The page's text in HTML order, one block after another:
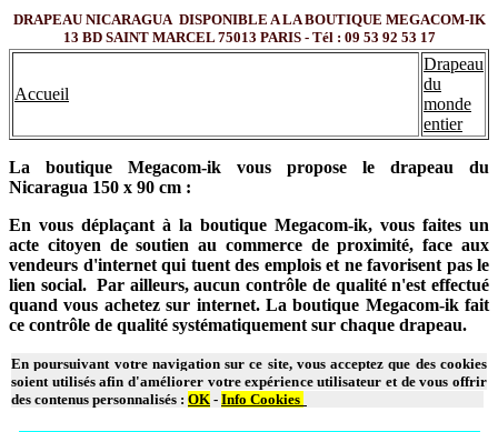
DRAPEAU NICARAGUA DISPONIBLE A LA BOUTIQUE MEGACOM-IK
13 BD SAINT MARCEL 75013 PARIS - Tél : 09 53 92 53 17
Accueil
Drapeau
du
monde
entier
La boutique Megacom-ik vous propose le drapeau du
Nicaragua 150 x 90 cm :
En vous déplaçant à la boutique Megacom-ik, vous faites un
acte citoyen de soutien au commerce de proximité, face aux
vendeurs d'internet qui tuent des emplois et ne favorisent pas le
lien social. Par ailleurs, aucun contrôle de qualité n'est effectué
quand vous achetez sur internet. La boutique Megacom-ik fait
ce contrôle de qualité systématiquement sur chaque drapeau.
En poursuivant votre navigation sur ce site, vous acceptez que des cookies
soient utilisés afin d'améliorer votre expérience utilisateur et de vous offrir
des contenus personnalisés : OK - Info Cookies